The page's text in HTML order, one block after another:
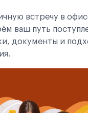
встречу в
ваш путь
документы и